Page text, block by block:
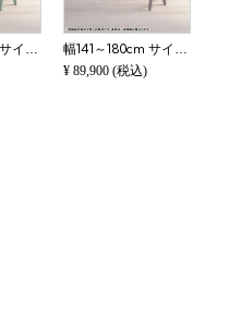
幅141～180cm サイズオーダーデスク Sizeno(シゼノ) パソコンデスク ホワイトアッシュ 無垢材 木製 A字脚 スチール脚 天然木 パソコンデスク 切り欠き オフィスデスク テレワークデスク 勉強机 おしゃれ 北欧モダン
幅141～180cm サイズオーダーデスク Sizeno(シゼノ) パソコンデスク ウォールナット 集成材 木製 A字脚 スチール脚 天然木 パソコンデスク 切り欠き オフィスデスク テレワークデスク 勉強机 おしゃれ ウッディモダ
¥ 89,900 (税込)